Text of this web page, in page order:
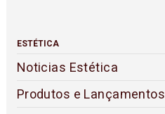
ESTÉTICA
Noticias Estética
Produtos e Lançamentos